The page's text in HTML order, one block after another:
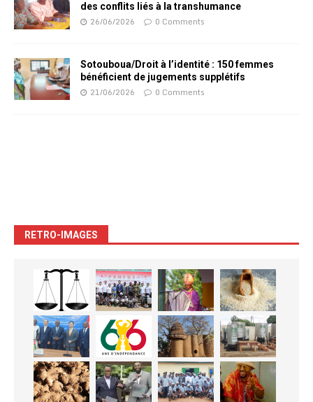
des conflits liés à la transhumance
26/06/2026 0 Comments
Sotouboua/Droit à l’identité : 150 femmes
bénéficient de jugements supplétifs
21/06/2026 0 Comments
RETRO-IMAGES